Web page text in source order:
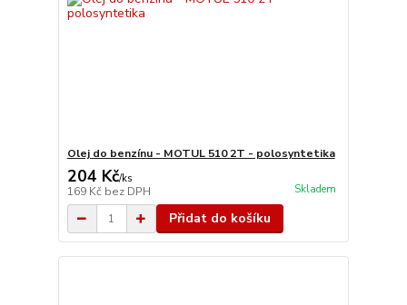
Olej do benzínu - MOTUL 510 2T - polosyntetika
204 Kč/ks
169 Kč bez DPH Skladem
Přidat do košíku